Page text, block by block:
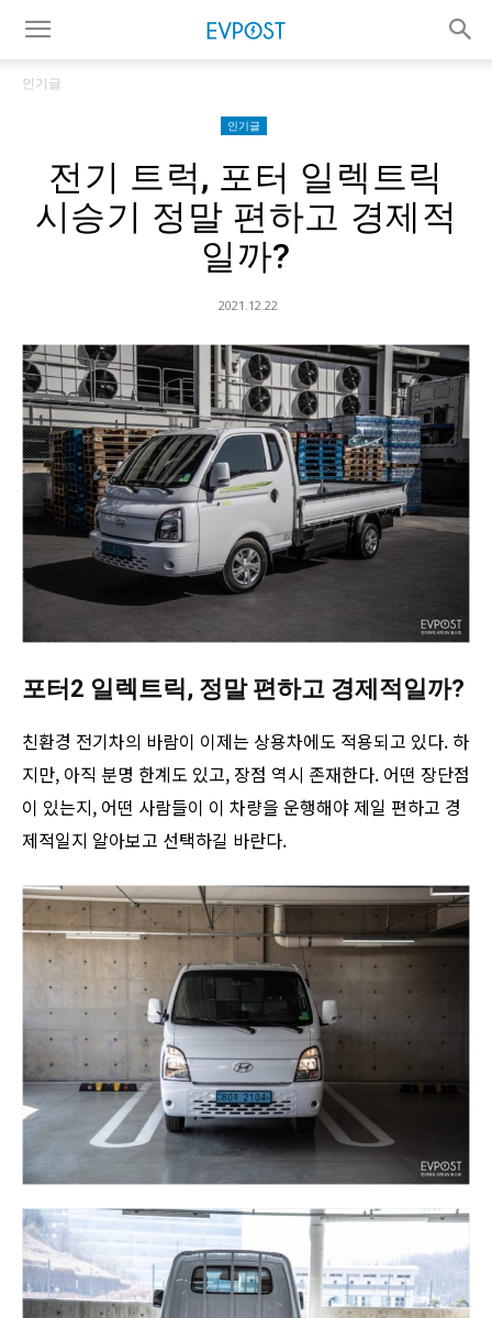
인기글
인기글
전기 트럭, 포터 일렉트릭
시승기 정말 편하고 경제적
일까?
2021.12.22
포터2 일렉트릭, 정말 편하고 경제적일까?
친환경 전기차의 바람이 이제는 상용차에도 적용되고 있다. 하
지만, 아직 분명 한계도 있고, 장점 역시 존재한다. 어떤 장단점
이 있는지, 어떤 사람들이 이 차량을 운행해야 제일 편하고 경
제적일지 알아보고 선택하길 바란다.